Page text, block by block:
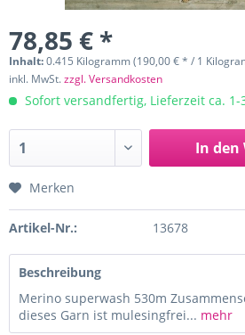
78,85 € *
Inhalt:0.415 Kilogramm (190,00 € * / 1
inkl. MwSt.zzgl. Versandkosten
Sofort versandfertig, Lieferzeit ca. 1-
In den
Merken
Artikel-Nr.: 13678
Beschreibung
Merino superwash 530m
dieses Garn ist mulesingfrei... mehr